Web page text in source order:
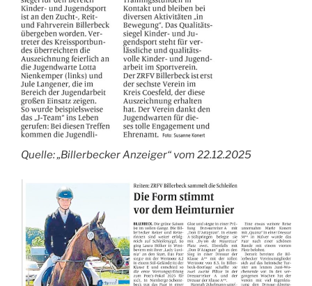
Quelle: „Billerbecker Anzeiger“ vom 22.12.2025